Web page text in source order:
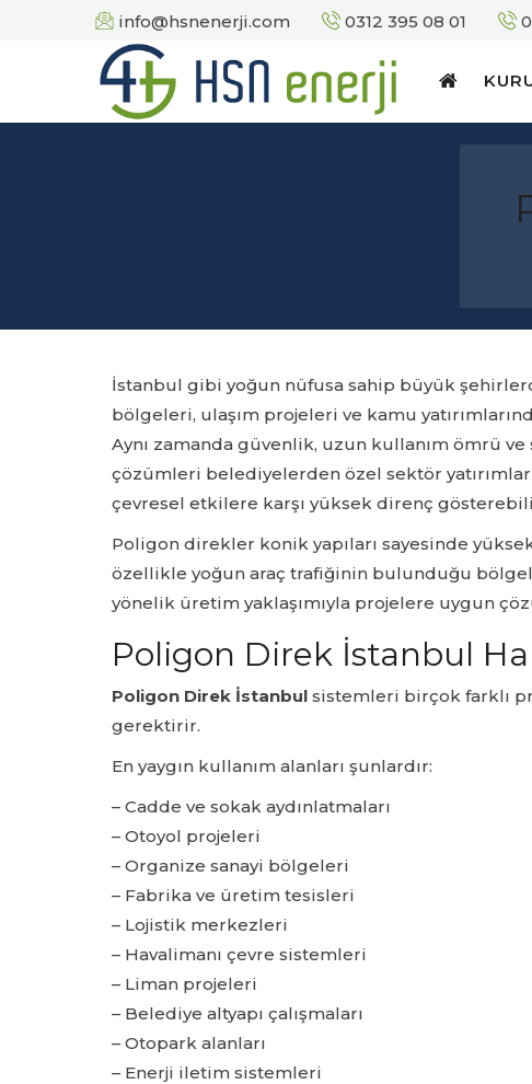
info@hsnenerji.com 0312 395 08 01
İstanbul gibi yoğun nüfusa sahip büyük
bölgeleri, ulaşım projeleri ve kamu
Aynı zamanda güvenlik, uzun kullanım ömrü
çözümleri belediyelerden özel sektör
çevresel etkilere karşı yüksek direnç
Poligon direkler konik yapıları sayesinde
özellikle yoğun araç trafiğinin bulunduğu
yönelik üretim yaklaşımıyla projelere uygun
Poligon Direk İstanbul
Poligon Direk İstanbul sistemleri birçok farklı
gerektirir.
En yaygın kullanım alanları şunlardır:
– Cadde ve sokak aydınlatmaları
– Otoyol projeleri
– Organize sanayi bölgeleri
– Fabrika ve üretim tesisleri
– Lojistik merkezleri
– Havalimanı çevre sistemleri
– Liman projeleri
– Belediye altyapı çalışmaları
– Otopark alanları
– Enerji iletim sistemleri